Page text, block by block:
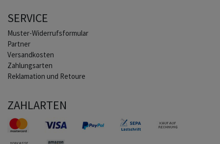
SERVICE
Muster-Widerrufsformular
Partner
Versandkosten
Zahlungsarten
Reklamation und Retoure
ZAHLARTEN